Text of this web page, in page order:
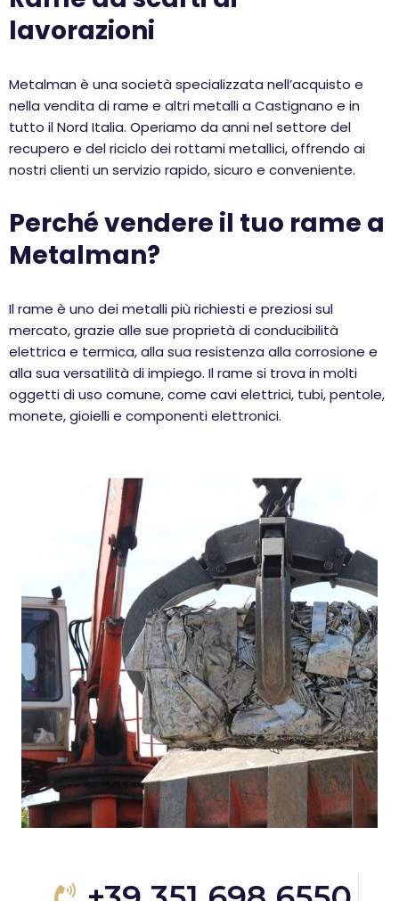
lavorazioni
Metalman è una società specializzata nell’acquisto e
nella vendita di rame e altri metalli a Castignano e in
tutto il Nord Italia. Operiamo da anni nel settore del
recupero e del riciclo dei rottami metallici, offrendo ai
nostri clienti un servizio rapido, sicuro e conveniente.
Perché vendere il tuo rame a
Metalman?
Il rame è uno dei metalli più richiesti e preziosi sul
mercato, grazie alle sue proprietà di conducibilità
elettrica e termica, alla sua resistenza alla corrosione e
alla sua versatilità di impiego. Il rame si trova in molti
oggetti di uso comune, come cavi elettrici, tubi, pentole,
monete, gioielli e componenti elettronici.